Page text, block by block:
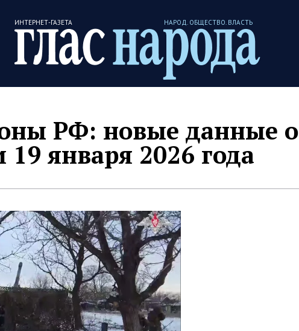
ИНТЕРНЕТ-ГАЗЕТА НАРОД. ОБЩЕСТВО. ВЛАСТЬ
РФ: новые данные о
января 2026 года